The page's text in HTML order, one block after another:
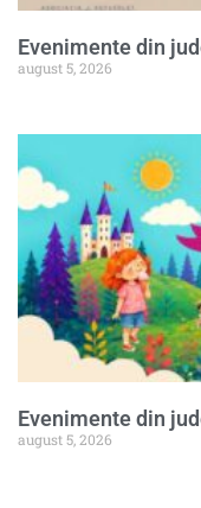
Evenimente din
august 5, 2026
Evenimente din
august 5, 2026